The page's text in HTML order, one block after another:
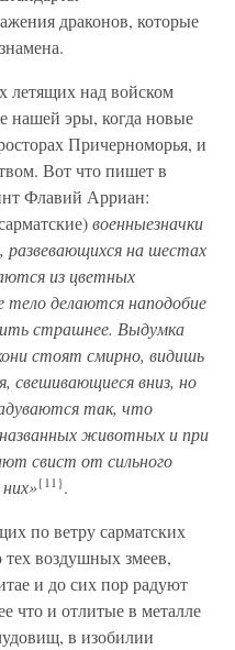
драконов, которые
летящих над войском
нашей эры, когда новые
Причерноморья, и
Вот что пишет в
Флавий Арриан:
военныезначки
развевающихся на шестах
из цветных
тело делаются наподобие
страшнее. Выдумка
стоят смирно, видишь
свешивающиеся вниз, но
так, что
животных и при
свист от сильного
{11}.
по ветру сарматских
воздушных змеев,
и до сих пор радуют
что и отлитые в металле
в изобилии